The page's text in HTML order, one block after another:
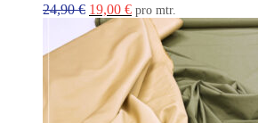
24,90€ Ursprünglicher
Preis
24,90 €
19,00 €Aktueller
Preis
ist:
19,00 €.
pro mtr.